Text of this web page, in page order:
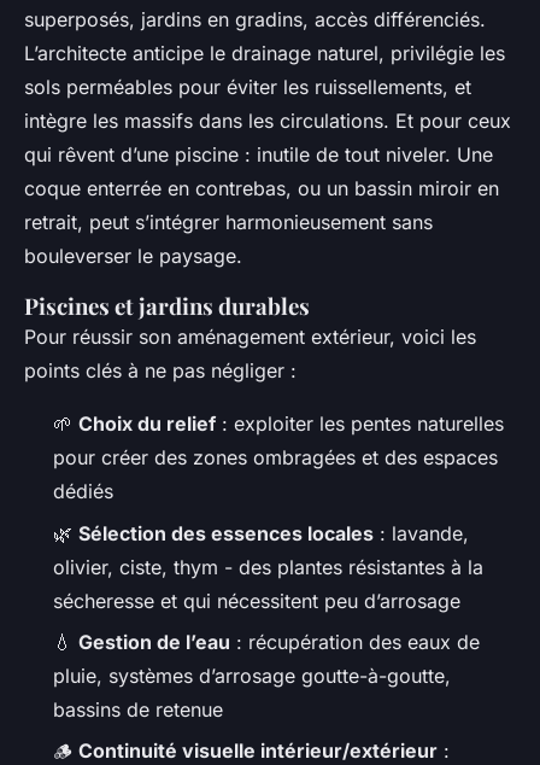
superposés, jardins en gradins, accès différenciés.
L’architecte anticipe le drainage naturel, privilégie les
sols perméables pour éviter les ruissellements, et
intègre les massifs dans les circulations. Et pour ceux
qui rêvent d’une piscine : inutile de tout niveler. Une
coque enterrée en contrebas, ou un bassin miroir en
retrait, peut s’intégrer harmonieusement sans
bouleverser le paysage.
Piscines et jardins durables
Pour réussir son aménagement extérieur, voici les
points clés à ne pas négliger :
🌱 Choix du relief : exploiter les pentes naturelles
pour créer des zones ombragées et des espaces
dédiés
🌿 Sélection des essences locales : lavande,
olivier, ciste, thym - des plantes résistantes à la
sécheresse et qui nécessitent peu d’arrosage
💧 Gestion de l’eau : récupération des eaux de
pluie, systèmes d’arrosage goutte-à-goutte,
bassins de retenue
🪵 Continuité visuelle intérieur/extérieur :